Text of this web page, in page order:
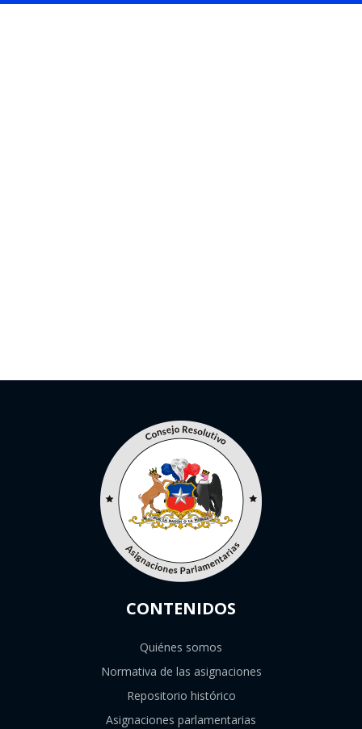
CONTENIDOS
Quiénes somos
Normativa de las asignaciones
Repositorio histórico
Asignaciones parlamentarias